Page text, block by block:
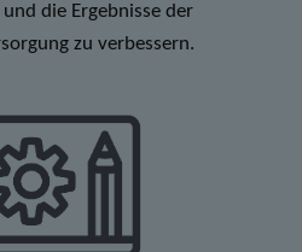
die Ergebnisse der
zu verbessern.